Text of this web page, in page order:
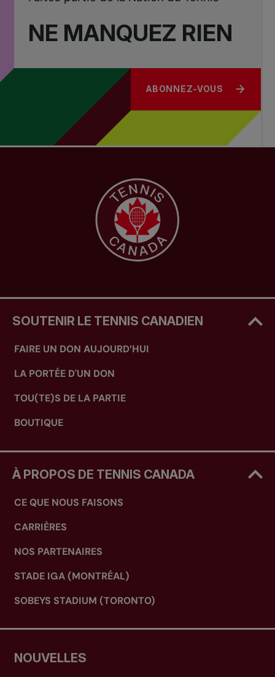
NE MANQUEZ RIEN
ABONNEZ-VOUS
SOUTENIR LE TENNIS CANADIEN
FAIRE UN DON AUJOURD’HUI
LA PORTÉE D'UN DON
TOU(TE)S DE LA PARTIE
BOUTIQUE
À PROPOS DE TENNIS CANADA
CE QUE NOUS FAISONS
CARRIÈRES
NOS PARTENAIRES
STADE IGA (MONTRÉAL)
SOBEYS STADIUM (TORONTO)
NOUVELLES